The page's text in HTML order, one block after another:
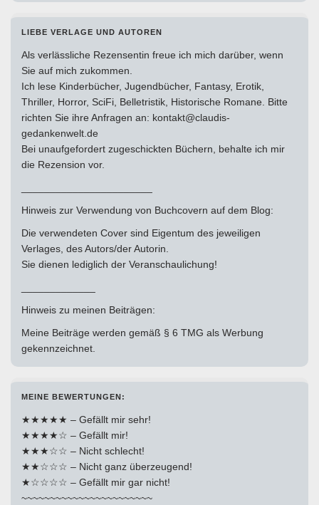
LIEBE VERLAGE UND AUTOREN
Als verlässliche Rezensentin freue ich mich darüber, wenn
Sie auf mich zukommen.
Ich lese Kinderbücher, Jugendbücher, Fantasy, Erotik,
Thriller, Horror, SciFi, Belletristik, Historische Romane. Bitte
richten Sie ihre Anfragen an: kontakt@claudis-
gedankenwelt.de
Bei unaufgefordert zugeschickten Büchern, behalte ich mir
die Rezension vor.
Hinweis zur Verwendung von Buchcovern auf dem Blog:
Die verwendeten Cover sind Eigentum des jeweiligen
Verlages, des Autors/der Autorin.
Sie dienen lediglich der Veranschaulichung!
Hinweis zu meinen Beiträgen:
Meine Beiträge werden gemäß § 6 TMG als Werbung
gekennzeichnet.
MEINE BEWERTUNGEN:
★★★★★ – Gefällt mir sehr!
★★★★☆ – Gefällt mir!
★★★☆☆ – Nicht schlecht!
★★☆☆☆ – Nicht ganz überzeugend!
★☆☆☆☆ – Gefällt mir gar nicht!
~~~~~~~~~~~~~~~~~~~~~~~